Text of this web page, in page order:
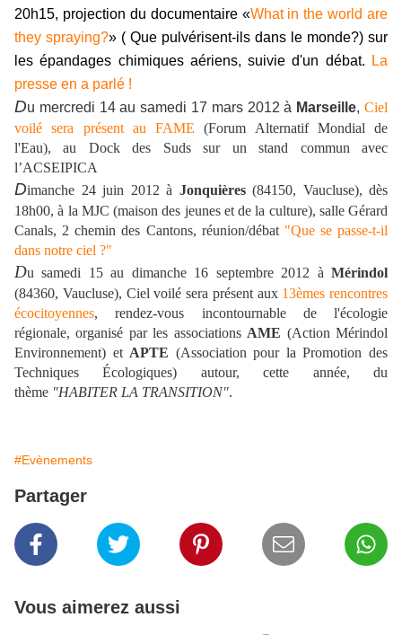
20h15, projection du documentaire «What in the world are
they spraying?» ( Que pulvérisent-ils dans le monde?) sur
les épandages chimiques aériens, suivie d'un débat.
La
presse en a parlé !
Du mercredi 14 au samedi 17 mars 2012 à Marseille,Ciel
voilé sera présent au FAME (Forum Alternatif Mondial de
l'Eau),
au Dock des Suds sur un stand commun avec
l’ACSEIPICA
Dimanche 24 juin 2012 à Jonquières(84150, Vaucluse), dès
18h00, à la MJC (maison des jeunes et de la culture), salle Gérard
Canals, 2 chemin des Cantons, réunion/débat "Que se passe-t-il
dans notre ciel ?"
Du samedi 15 au dimanche 16 septembre 2012 à Mérindol
(84360, Vaucluse), Ciel voilé sera présent aux 13èmes rencontres
écocitoyennes, rendez-vous incontournable de l'écologie
régionale, organisé par les associations AME (Action Mérindol
Environnement) et APTE (Association pour la Promotion des
Techniques Écologiques) autour, cette année, du
thème "HABITER LA TRANSITION".
#Evènements
Partager
Vous aimerez aussi